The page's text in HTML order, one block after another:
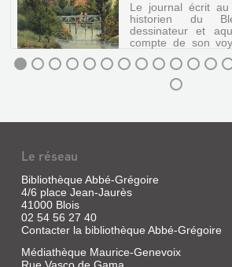
SUR
DES
EXPÉRIENCES
DE
NAVIGATION
PAR
LA
Le journal écrit
historien du
dessinateur et
compte de son
région de faits
historiques et
ARCHÉOLOGIQUE
DU
BLÉSOIS
ET
...
|
Le réseau
Bibliothèque Abbé-Grégoire
4/6 place Jean-Jaurès
41000 Blois
02 54 56 27 40
Contacter la bibliothèque Abbé-Grégoire
Médiathèque Maurice-Genevoix